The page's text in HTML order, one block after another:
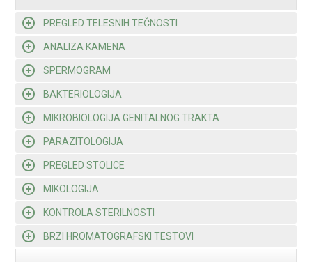
PREGLED TELESNIH TEČNOSTI
ANALIZA KAMENA
SPERMOGRAM
BAKTERIOLOGIJA
MIKROBIOLOGIJA GENITALNOG TRAKTA
PARAZITOLOGIJA
PREGLED STOLICE
MIKOLOGIJA
KONTROLA STERILNOSTI
BRZI HROMATOGRAFSKI TESTOVI